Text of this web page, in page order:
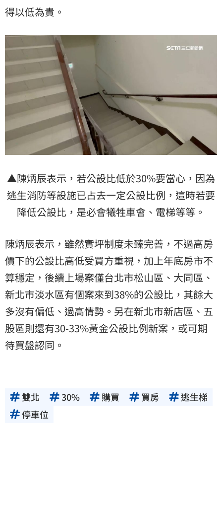
得以低為貴。
▲陳炳辰表示，若公設比低於30%要當心，因為
逃生消防等設施已占去一定公設比例，這時若要
降低公設比，是必會犧牲車會、電梯等等。
陳炳辰表示，雖然實坪制度未臻完善，不過高房
價下的公設比高低受買方重視，加上年底房市不
算穩定，後續上場案僅台北市松山區、大同區、
新北市淡水區有個案來到38%的公設比，其餘大
多沒有偏低、過高情勢。另在新北市新店區、五
股區則還有30-33%黃金公設比例新案，或可期
待買盤認同。
雙北 30% 購買 買房
逃生梯
停車位